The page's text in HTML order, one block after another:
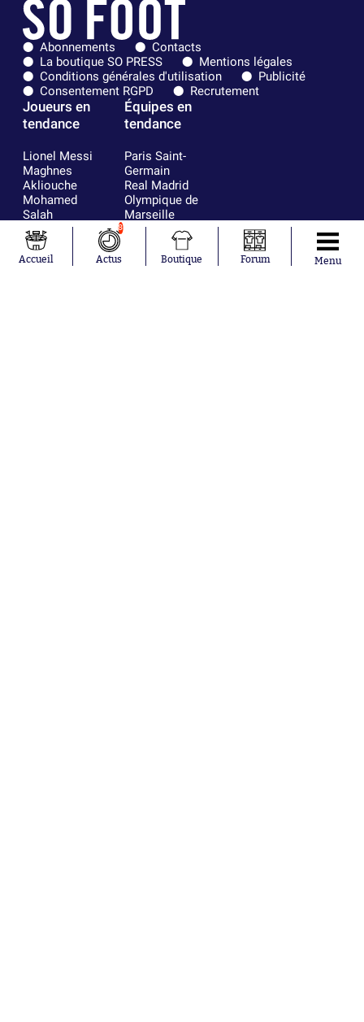
Abonnements
Contacts
La boutique SO PRESS
Mentions légales
Conditions générales d'utilisation
Publicité
Consentement RGPD
Recrutement
Joueurs en
tendance
Lionel Messi
Maghnes
Akliouche
Mohamed
Salah
Neymar
Julián Álvarez
Ferrán Torres
Équipes en
tendance
Paris Saint-
Germain
Real Madrid
Olympique de
Marseille
FIFA
FC Barcelone
Argentine
Accueil
8
Actus Boutique Forum Menu